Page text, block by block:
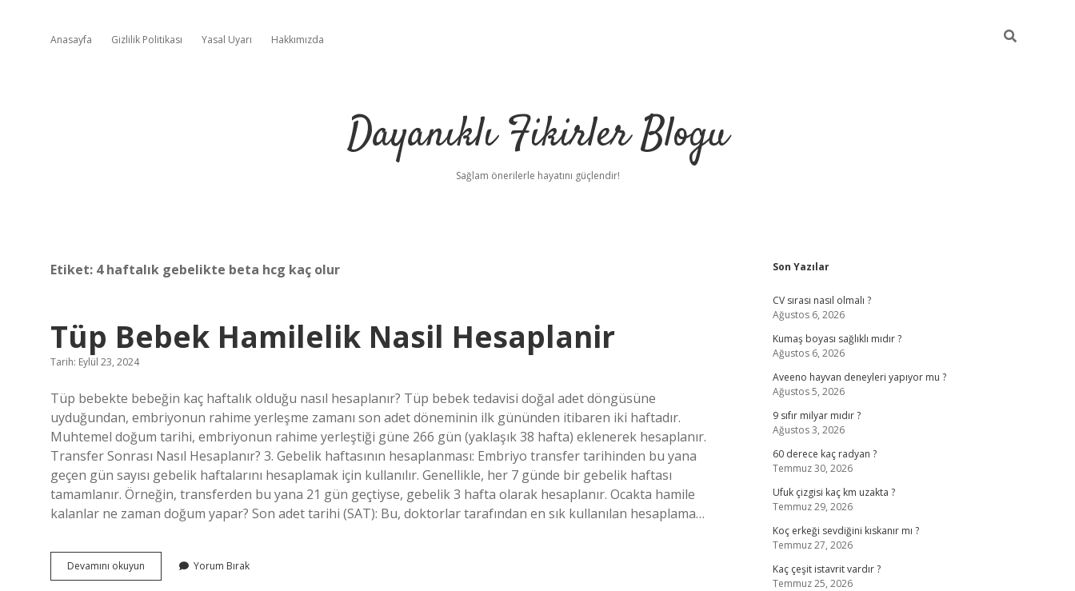
Anasayfa Gizlilik Politikası Yasal Uyarı Hakkımızda
Dayanıklı Fikirler Blogu
Sağlam önerilerle hayatını güçlendir!
Etiket: 4 haftalık gebelikte beta hcg kaç olur
Tüp Bebek Hamilelik Nasil Hesaplanir
Tarih: Eylül 23, 2024
Tüp bebekte bebeğin kaç haftalık olduğu nasıl hesaplanır? Tüp bebek tedavisi doğal adet döngüsüne
uyduğundan, embriyonun rahime yerleşme zamanı son adet döneminin ilk gününden itibaren iki haftadır.
Muhtemel doğum tarihi, embriyonun rahime yerleştiği güne 266 gün (yaklaşık 38 hafta) eklenerek hesaplanır.
Transfer Sonrası Nasıl Hesaplanır? 3. Gebelik haftasının hesaplanması: Embriyo transfer tarihinden bu yana
geçen gün sayısı gebelik haftalarını hesaplamak için kullanılır. Genellikle, her 7 günde bir gebelik haftası
tamamlanır. Örneğin, transferden bu yana 21 gün geçtiyse, gebelik 3 hafta olarak hesaplanır. Ocakta hamile
kalanlar ne zaman doğum yapar? Son adet tarihi (SAT): Bu, doktorlar tarafından en sık kullanılan hesaplama…
Devamını okuyun
Bebek
Yorum Bırak
Sidebar
Son Yazılar
CV sırası nasıl olmalı ?
Ağustos 6, 2026
Kumaş boyası sağlıklı mıdır ?
Ağustos 6, 2026
Aveeno hayvan deneyleri yapıyor mu ?
Ağustos 5, 2026
9 sıfır milyar mıdır ?
Ağustos 3, 2026
60 derece kaç radyan ?
Temmuz 30, 2026
Ufuk çizgisi kaç km uzakta ?
Temmuz 29, 2026
Koç erkeği sevdiğini kıskanır mı ?
Temmuz 27, 2026
Kaç çeşit istavrit vardır ?
Temmuz 25, 2026